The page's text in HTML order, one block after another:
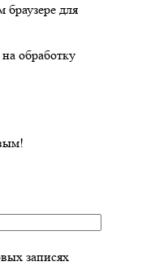
для
обработку
записях